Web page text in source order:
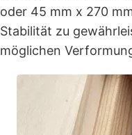
oder 45 mm x 270
Stabilität zu
möglichen